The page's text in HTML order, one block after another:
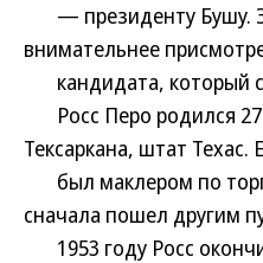
— президенту Бушу.
внимательнее
кандидата, который
Росс Перо родился 27
Тексаркана, штат Техас.
был маклером по
сначала пошел другим
1953 году Росс